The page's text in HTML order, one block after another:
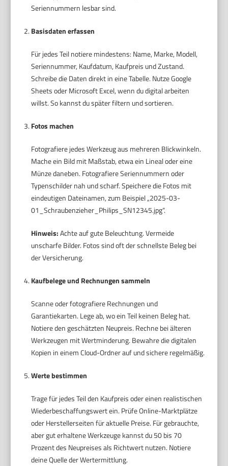
Seriennummern lesbar sind.
Basisdaten erfassen
Für jedes Teil notiere mindestens: Name, Marke, Modell,
Seriennummer, Kaufdatum, Kaufpreis und Zustand.
Schreibe die Daten direkt in eine Tabelle. Nutze Google
Sheets oder Microsoft Excel, wenn du digital arbeiten
willst. So kannst du später filtern und sortieren.
Fotos machen
Fotografiere jedes Werkzeug aus mehreren Blickwinkeln.
Mache ein Bild mit Maßstab, etwa ein Lineal oder eine
Münze daneben. Fotografiere Seriennummern oder
Typenschilder nah und scharf. Speichere die Fotos mit
eindeutigen Dateinamen, zum Beispiel „2025-03-
01_Schraubenzieher_Philips_SN12345.jpg“.
Hinweis:Achte auf gute Beleuchtung. Vermeide
unscharfe Bilder. Fotos sind oft der schnellste Beleg bei
der Versicherung.
Kaufbelege und Rechnungen sammeln
Scanne oder fotografiere Rechnungen und
Garantiekarten. Lege ab, wo ein Teil keinen Beleg hat.
Notiere den geschätzten Neupreis. Rechne bei älteren
Werkzeugen mit Wertminderung. Bewahre die digitalen
Kopien in einem Cloud-Ordner auf und sichere regelmäßig.
Werte bestimmen
Trage für jedes Teil den Kaufpreis oder einen realistischen
Wiederbeschaffungswert ein. Prüfe Online-Marktplätze
oder Herstellerseiten für aktuelle Preise. Für gebrauchte,
aber gut erhaltene Werkzeuge kannst du 50 bis 70
Prozent des Neupreises als Richtwert nutzen. Notiere
deine Quelle der Wertermittlung.